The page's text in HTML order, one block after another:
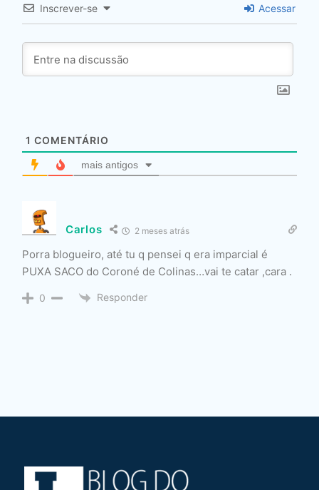
Inscrever-se Acessar
1 COMENTÁRIO
mais antigos
Carlos 2 meses atrás
Porra blogueiro, até tu q pensei q era imparcial é
PUXA SACO do Coroné de Colinas…vai te catar ,cara .
0 Responder